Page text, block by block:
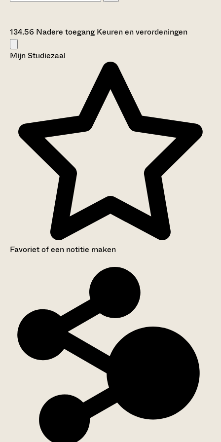
134.56 Nadere toegang Keuren en verordeningen
Mijn Studiezaal
Favoriet of een notitie maken